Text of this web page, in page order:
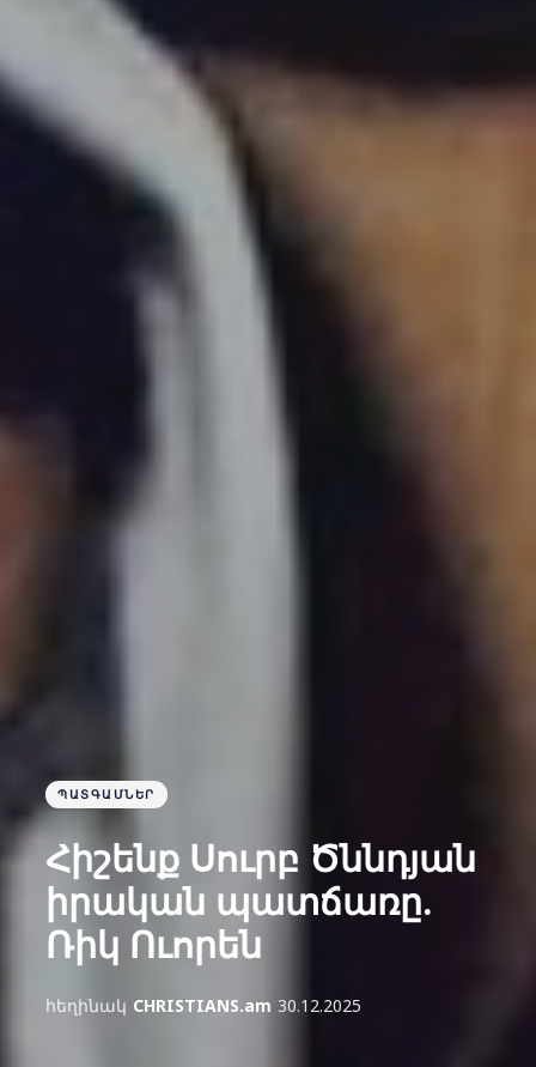
ՊԱՏԳԱՄՆԵՐ
Հիշենք Սուրբ Ծննդյան
իրական պատճառը.
Ռիկ Ուորեն
հեղինակ CHRISTIANS.am 30.12.2025